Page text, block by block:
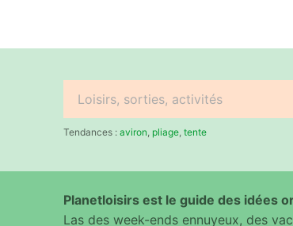
Rechercher
:Tendances : aviron, pliage, tente
Planetloisirs est le guide des idées
Las des week-ends ennuyeux, des